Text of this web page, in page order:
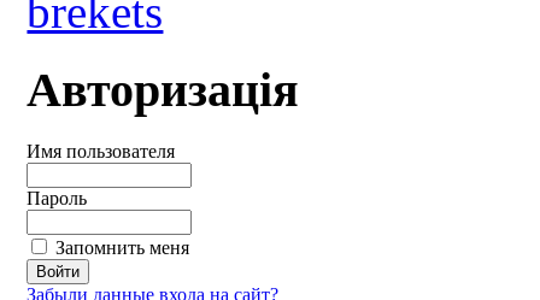
Авторизація
Имя пользователя
Пароль
Запомнить меня
Забыли данные входа на сайт?